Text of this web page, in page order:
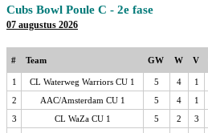
Cubs Bowl Poule C - 2e fase
07 augustus 2026
# Team GW W V
1 CL Waterweg Warriors CU 1 5 4 1
2
AAC/Amsterdam CU 1 5 4 1
3
CL WaZa CU 1 5 2 3